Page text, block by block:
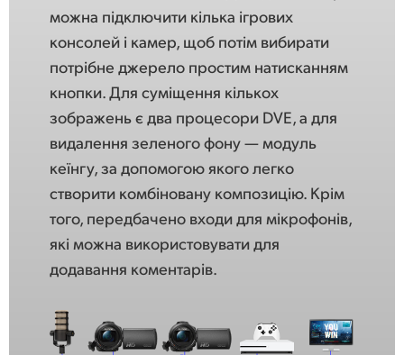
можна підключити кілька ігрових
консолей і камер, щоб потім вибирати
потрібне джерело простим натисканням
кнопки. Для суміщення кількох
зображень є два процесори DVE, а для
видалення зеленого фону — модуль
кеїнгу, за допомогою якого легко
створити комбіновану композицію. Крім
того, передбачено входи для мікрофонів,
які можна використовувати для
додавання коментарів.